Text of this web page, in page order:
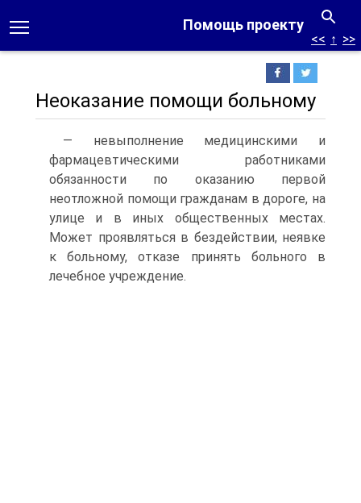
Помощь проекту
<< ↑ >>
Неоказание помощи больному
— невыполнение медицинскими и
фармацевтическими работниками
обязанности по оказанию первой
неотложной помощи гражданам в дороге, на
улице и в иных общественных местах.
Может проявляться в бездействии, неявке
к больному, отказе принять больного в
лечебное учреждение.